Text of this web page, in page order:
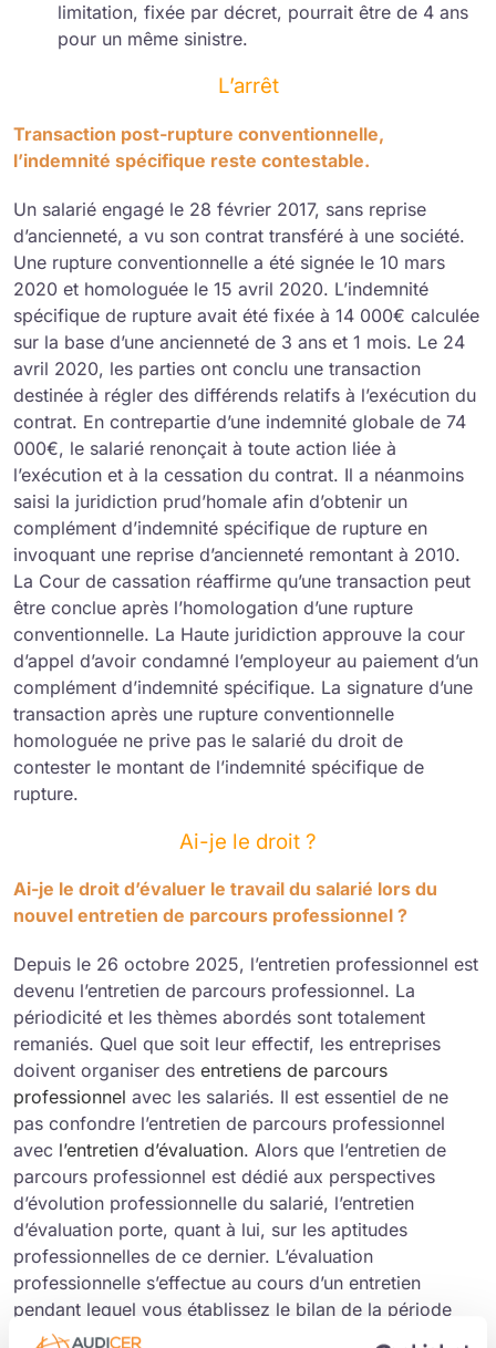
limitation, fixée par décret, pourrait être de 4 ans
pour un même sinistre.
L’arrêt
Transaction post-rupture conventionnelle,
l’indemnité spécifique reste contestable.
Un salarié engagé le 28 février 2017, sans reprise
d’ancienneté, a vu son contrat transféré à une société.
Une rupture conventionnelle a été signée le 10 mars
2020 et homologuée le 15 avril 2020. L’indemnité
spécifique de rupture avait été fixée à 14 000€ calculée
sur la base d’une ancienneté de 3 ans et 1 mois. Le 24
avril 2020, les parties ont conclu une transaction
destinée à régler des différends relatifs à l’exécution du
contrat. En contrepartie d’une indemnité globale de 74
000€, le salarié renonçait à toute action liée à
l’exécution et à la cessation du contrat. Il a néanmoins
saisi la juridiction prud’homale afin d’obtenir un
complément d’indemnité spécifique de rupture en
invoquant une reprise d’ancienneté remontant à 2010.
La Cour de cassation réaffirme qu’une transaction peut
être conclue après l’homologation d’une rupture
conventionnelle. La Haute juridiction approuve la cour
d’appel d’avoir condamné l’employeur au paiement d’un
complément d’indemnité spécifique. La signature d’une
transaction après une rupture conventionnelle
homologuée ne prive pas le salarié du droit de
contester le montant de l’indemnité spécifique de
rupture.
Ai-je le droit ?
Ai-je le droit d’évaluer le travail du salarié lors du
nouvel entretien de parcours professionnel ?
Depuis le 26 octobre 2025, l’entretien professionnel est
devenu l’entretien de parcours professionnel. La
périodicité et les thèmes abordés sont totalement
remaniés. Quel que soit leur effectif, les entreprises
doivent organiser des entretiens de parcours
professionnel avec les salariés. Il est essentiel de ne
pas confondre l’entretien de parcours professionnel
avec l’entretien d’évaluation. Alors que l’entretien de
parcours professionnel est dédié aux perspectives
d’évolution professionnelle du salarié, l’entretien
d’évaluation porte, quant à lui, sur les aptitudes
professionnelles de ce dernier. L’évaluation
professionnelle s’effectue au cours d’un entretien
pendant lequel vous établissez le bilan de la période
écoulée (missions et activités réalisées au regard des